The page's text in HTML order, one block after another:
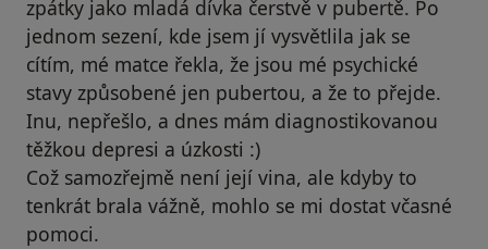
zpátky jako mladá dívka čerstvě v pubertě. Po
jednom sezení, kde jsem jí vysvětlila jak se
cítím, mé matce řekla, že jsou mé psychické
stavy způsobené jen pubertou, a že to přejde.
Inu, nepřešlo, a dnes mám diagnostikovanou
těžkou depresi a úzkosti :)
Což samozřejmě není její vina, ale kdyby to
tenkrát brala vážně, mohlo se mi dostat včasné
pomoci.